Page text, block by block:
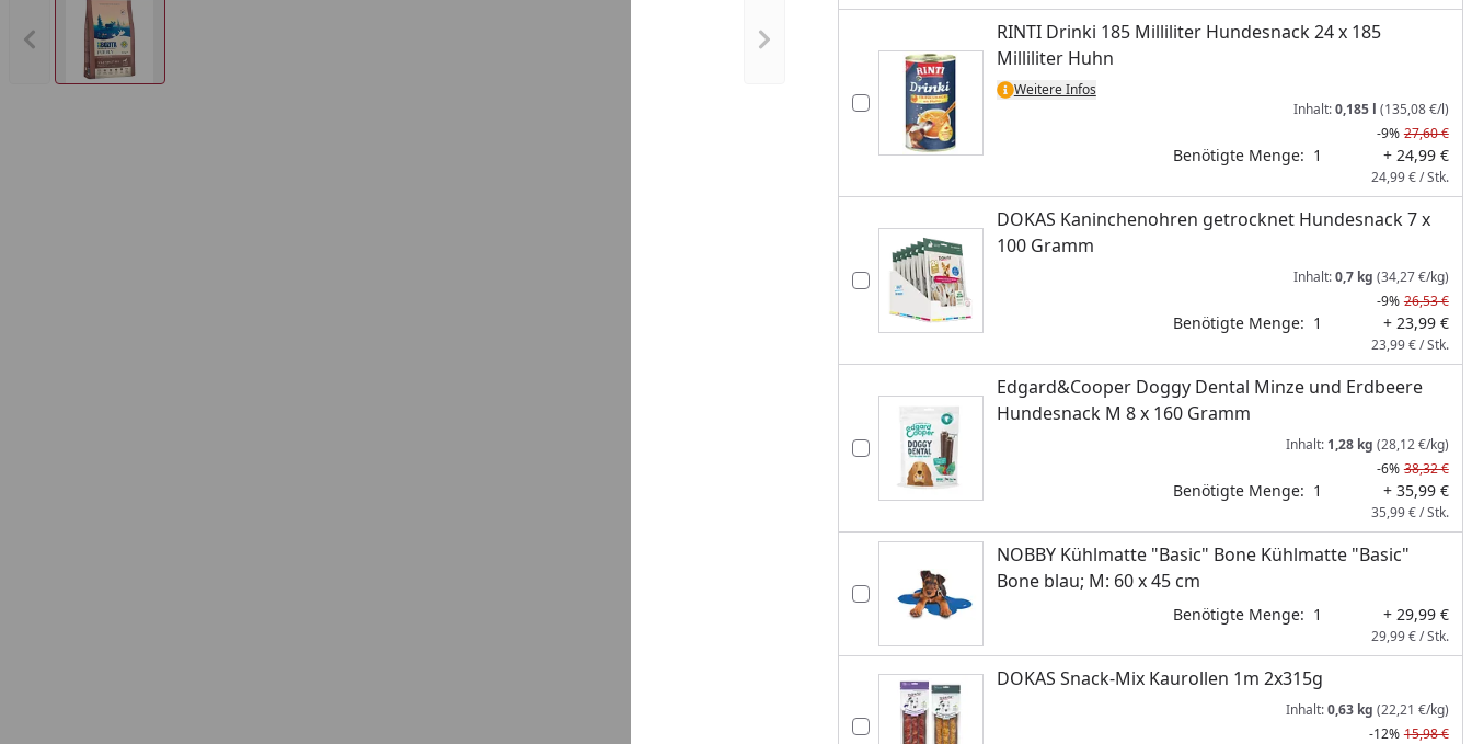
Vorheriges Bild anzeigen Nächstes Bild anzeigen
RINTI Drinki 185 Milliliter Hundesnack 24 x 185
Milliliter Huhn
Weitere Infos
Inhalt:0,185 l (135,08 €/l)
-9% 27,60 €
Benötigte Menge: 1 + 24,99 €
24,99 € / Stk.
DOKAS Kaninchenohren getrocknet Hundesnack 7 x
100 Gramm
Inhalt:0,7 kg (34,27 €/kg)
-9% 26,53 €
Benötigte Menge: 1 + 23,99 €
23,99 € / Stk.
Edgard&Cooper Doggy Dental Minze und Erdbeere
Hundesnack M 8 x 160 Gramm
Inhalt: 1,28 kg (28,12 €/kg)
-6% 38,32 €
Benötigte Menge: 1 + 35,99 €
35,99 € / Stk.
NOBBY Kühlmatte "Basic" Bone Kühlmatte "Basic"
Bone blau; M: 60 x 45 cm
Benötigte Menge: 1 + 29,99 €
29,99 € / Stk.
DOKAS Snack-Mix Kaurollen 1m 2x315g
Inhalt:0,63 kg (22,21 €/kg)
-12% 15,98 €